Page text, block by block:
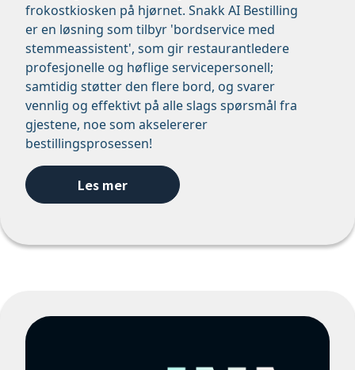
frokostkiosken på hjørnet. Snakk AI Bestilling
er en løsning som tilbyr 'bordservice med
stemmeassistent', som gir restaurantledere
profesjonelle og høflige servicepersonell;
samtidig støtter den flere bord, og svarer
vennlig og effektivt på alle slags spørsmål fra
gjestene, noe som akselererer
bestillingsprosessen!
Les mer